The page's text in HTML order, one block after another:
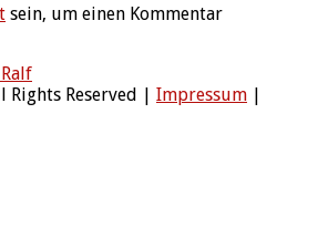
sein, um einen Kommentar
Reserved | Impressum